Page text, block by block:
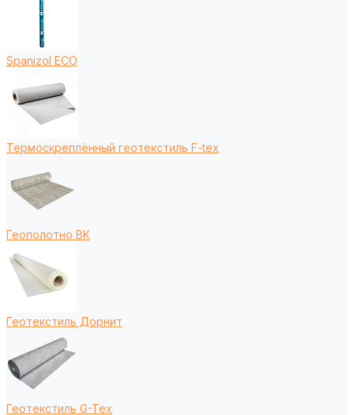
Spanizol ECO
Термоскреплённый геотекстиль F-tex
Геополотно ВК
Геотекстиль Дорнит
Геотекстиль G-Tex